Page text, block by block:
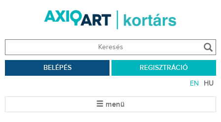
BELÉPÉS REGISZTRÁCIÓ
EN HU
menü